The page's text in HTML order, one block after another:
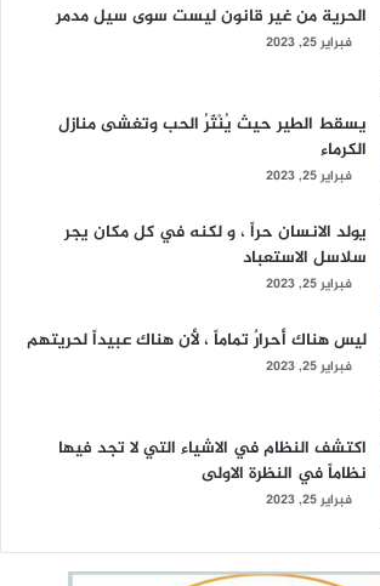
الحرية من غير قانون ليست سوى سيل مدمر
فبراير 25, 2023
يسقط الطير حيث يُنْثَرُ الحب وتغشى منازل
الكرماء
فبراير 25, 2023
يولد الانسان حراً ، و لكنه في كل مكان يجر
سلاسل الاستعباد
فبراير 25, 2023
ليس هناك أحرارٌ تماماً ، لأن هناك عبيداً لحريتهم
فبراير 25, 2023
اكتشف النظام في الاشياء التي لا تجد فيها
نظاماً في النظرة الاولى
فبراير 25, 2023